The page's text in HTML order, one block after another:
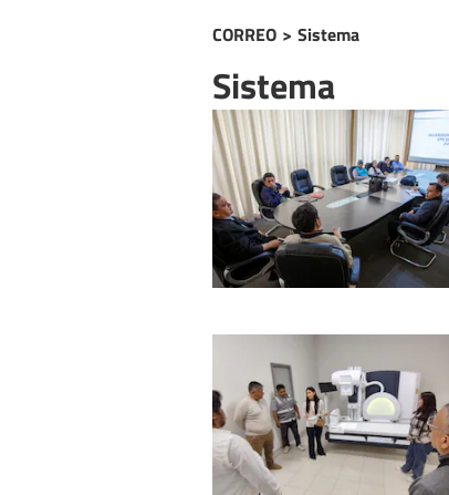
CORREO > Sistema
Sistema